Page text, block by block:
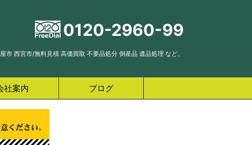
0120-2960-99
西宮市/無料見積 高価買取 不要品処分 倒産品 遺品処理 など。
社案内 ブログ